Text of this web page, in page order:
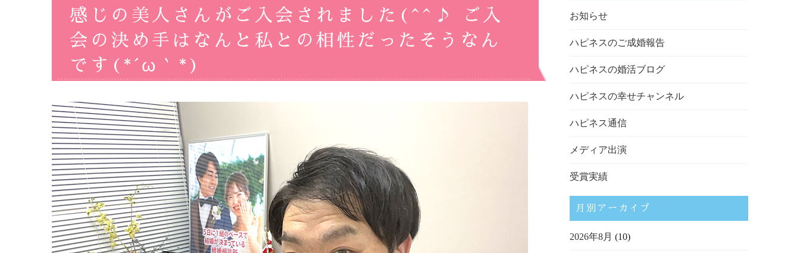
感じの美人さんがご入会されました(^^♪ ご入
会の決め手はなんと私との相性だったそうなん
です(*´ω｀*)
お知らせ
ハピネスのご成婚報告
ハピネスの婚活ブログ
ハピネスの幸せチャンネル
ハピネス通信
メディア出演
受賞実績
月別アーカイブ
2026年8月 (10)